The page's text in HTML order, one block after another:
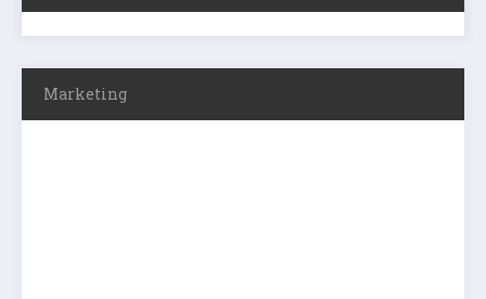
Marketing